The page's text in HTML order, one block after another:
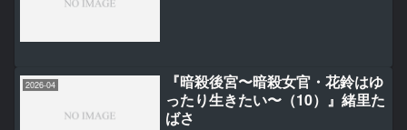
2026-04
『暗殺後宮〜暗殺女官・花鈴はゆ
ったり生きたい〜（10）』緒里た
ばさ